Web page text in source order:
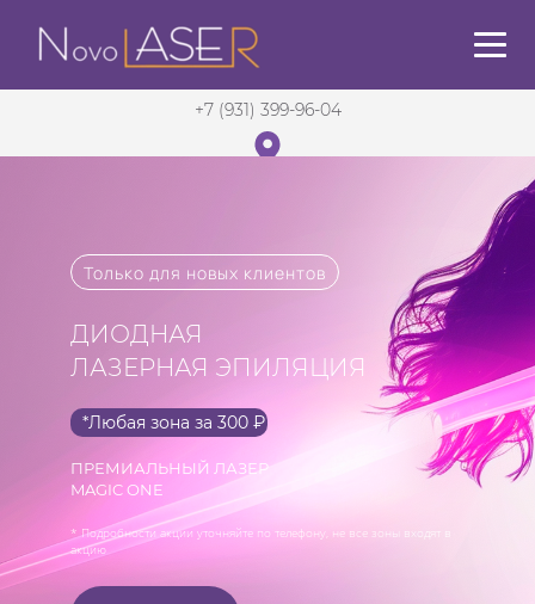
+7 (931) 399-96-04
Только для новых клиентов
ДИОДНАЯ
ЛАЗЕРНАЯ ЭПИЛЯЦИЯ
*Любая зона за 300 ₽
ПРЕМИАЛЬНЫЙ ЛАЗЕР
MAGIC ONE
* Подробности акции уточняйте по телефону, не все зоны входят в
акцию